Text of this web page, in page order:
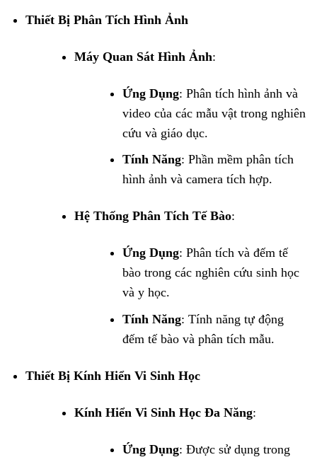
Thiết Bị Phân Tích Hình Ảnh
Máy Quan Sát Hình Ảnh:
Ứng Dụng: Phân tích hình ảnh và
video của các mẫu vật trong nghiên
cứu và giáo dục.
Tính Năng: Phần mềm phân tích
hình ảnh và camera tích hợp.
Hệ Thống Phân Tích Tế Bào:
Ứng Dụng: Phân tích và đếm tế
bào trong các nghiên cứu sinh học
và y học.
Tính Năng: Tính năng tự động
đếm tế bào và phân tích mẫu.
Thiết Bị Kính Hiển Vi Sinh Học
Kính Hiển Vi Sinh Học Đa Năng:
Ứng Dụng: Được sử dụng trong